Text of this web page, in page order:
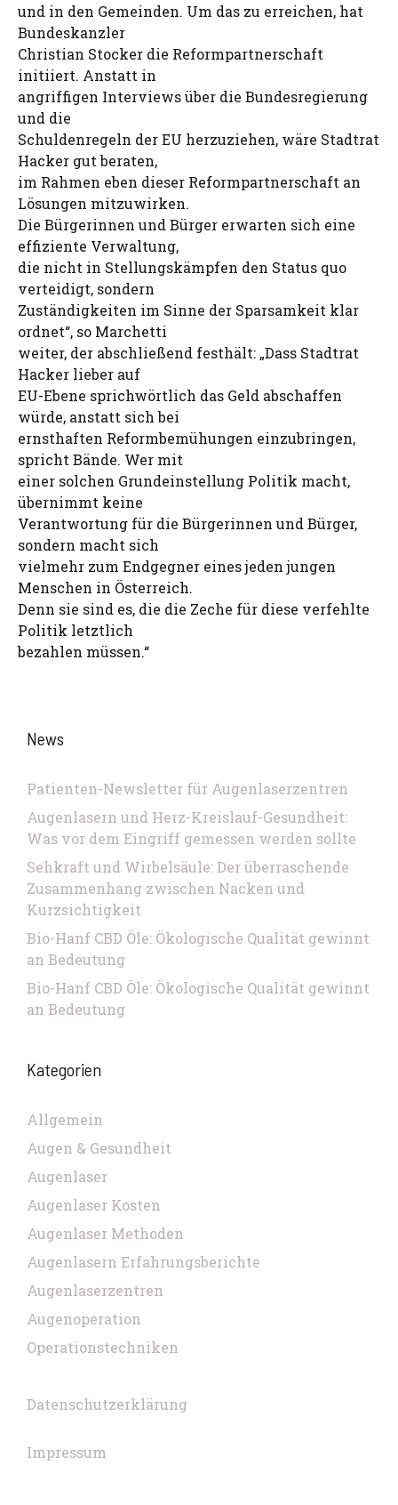
und in den Gemeinden. Um das zu erreichen, hat
Bundeskanzler
Christian Stocker die Reformpartnerschaft
initiiert. Anstatt in
angriffigen Interviews über die Bundesregierung
und die
Schuldenregeln der EU herzuziehen, wäre Stadtrat
Hacker gut beraten,
im Rahmen eben dieser Reformpartnerschaft an
Lösungen mitzuwirken.
Die Bürgerinnen und Bürger erwarten sich eine
effiziente Verwaltung,
die nicht in Stellungskämpfen den Status quo
verteidigt, sondern
Zuständigkeiten im Sinne der Sparsamkeit klar
ordnet“, so Marchetti
weiter, der abschließend festhält: „Dass Stadtrat
Hacker lieber auf
EU-Ebene sprichwörtlich das Geld abschaffen
würde, anstatt sich bei
ernsthaften Reformbemühungen einzubringen,
spricht Bände. Wer mit
einer solchen Grundeinstellung Politik macht,
übernimmt keine
Verantwortung für die Bürgerinnen und Bürger,
sondern macht sich
vielmehr zum Endgegner eines jeden jungen
Menschen in Österreich.
Denn sie sind es, die die Zeche für diese verfehlte
Politik letztlich
bezahlen müssen.“
News
Patienten-Newsletter für Augenlaserzentren
Augenlasern und Herz-Kreislauf-Gesundheit:
Was vor dem Eingriff gemessen werden sollte
Sehkraft und Wirbelsäule: Der überraschende
Zusammenhang zwischen Nacken und
Kurzsichtigkeit
Bio-Hanf CBD Öle: Ökologische Qualität gewinnt
an Bedeutung
Bio-Hanf CBD Öle: Ökologische Qualität gewinnt
an Bedeutung
Kategorien
Allgemein
Augen & Gesundheit
Augenlaser
Augenlaser Kosten
Augenlaser Methoden
Augenlasern Erfahrungsberichte
Augenlaserzentren
Augenoperation
Operationstechniken
Datenschutzerklärung
Impressum